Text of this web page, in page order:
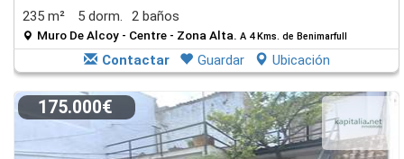
235 m²
5 dorm. 2 baños
Muro De Alcoy - Centre - Zona Alta. A 4 Kms. de Benimarfull
Contactar Guardar Ubicación
175.000€